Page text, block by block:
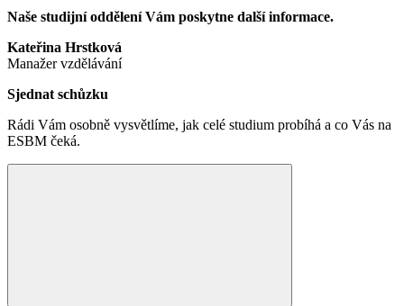
Naše studijní oddělení Vám poskytne další informace.
Kateřina Hrstková
Manažer vzdělávání
Sjednat schůzku
Rádi Vám osobně vysvětlíme, jak celé studium probíhá a co Vás na
ESBM čeká.